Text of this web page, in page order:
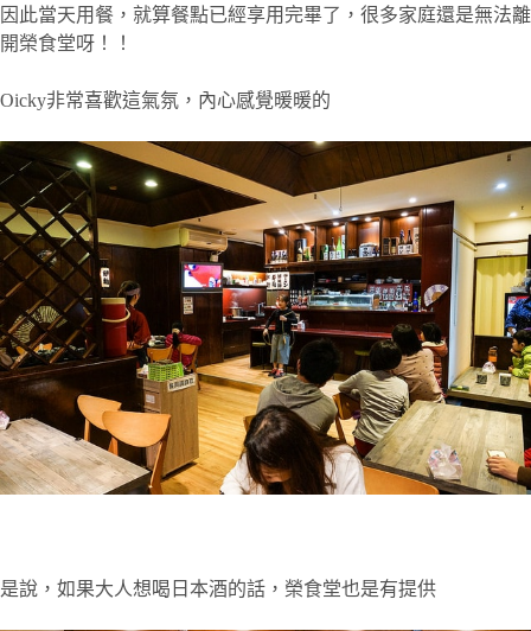
因此當天用餐，就算餐點已經享用完畢了，很多家庭還是無法離
開榮食堂呀！！
Oicky非常喜歡這氣氛，內心感覺暖暖的
是說，如果大人想喝日本酒的話，榮食堂也是有提供